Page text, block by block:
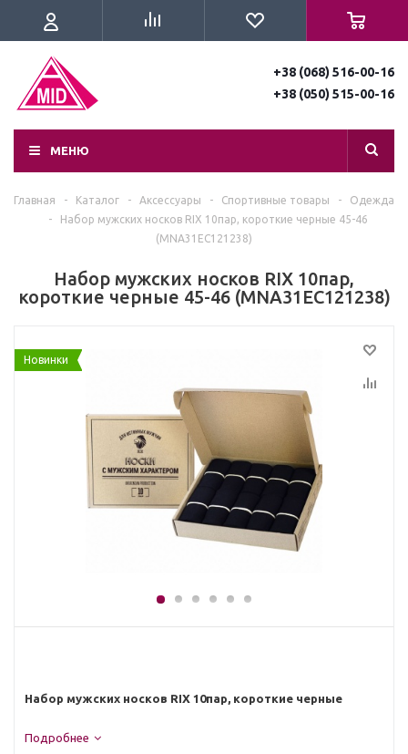
+38 (068) 516-00-16
+38 (050) 515-00-16
МЕНЮ
Главная - Каталог - Аксессуары - Спортивные товары -
Одежда
-
Набор мужских носков RIX 10пар, короткие черные 45-46
(MNA31EC121238)
Набор мужских носков RIX 10пар,
короткие черные 45-46 (MNA31EC121238)
Новинки
Набор мужских носков RIX 10пар, короткие черные
Подробнее